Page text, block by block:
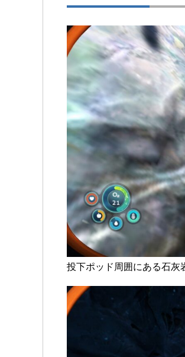
投下ポッド周囲にある石灰